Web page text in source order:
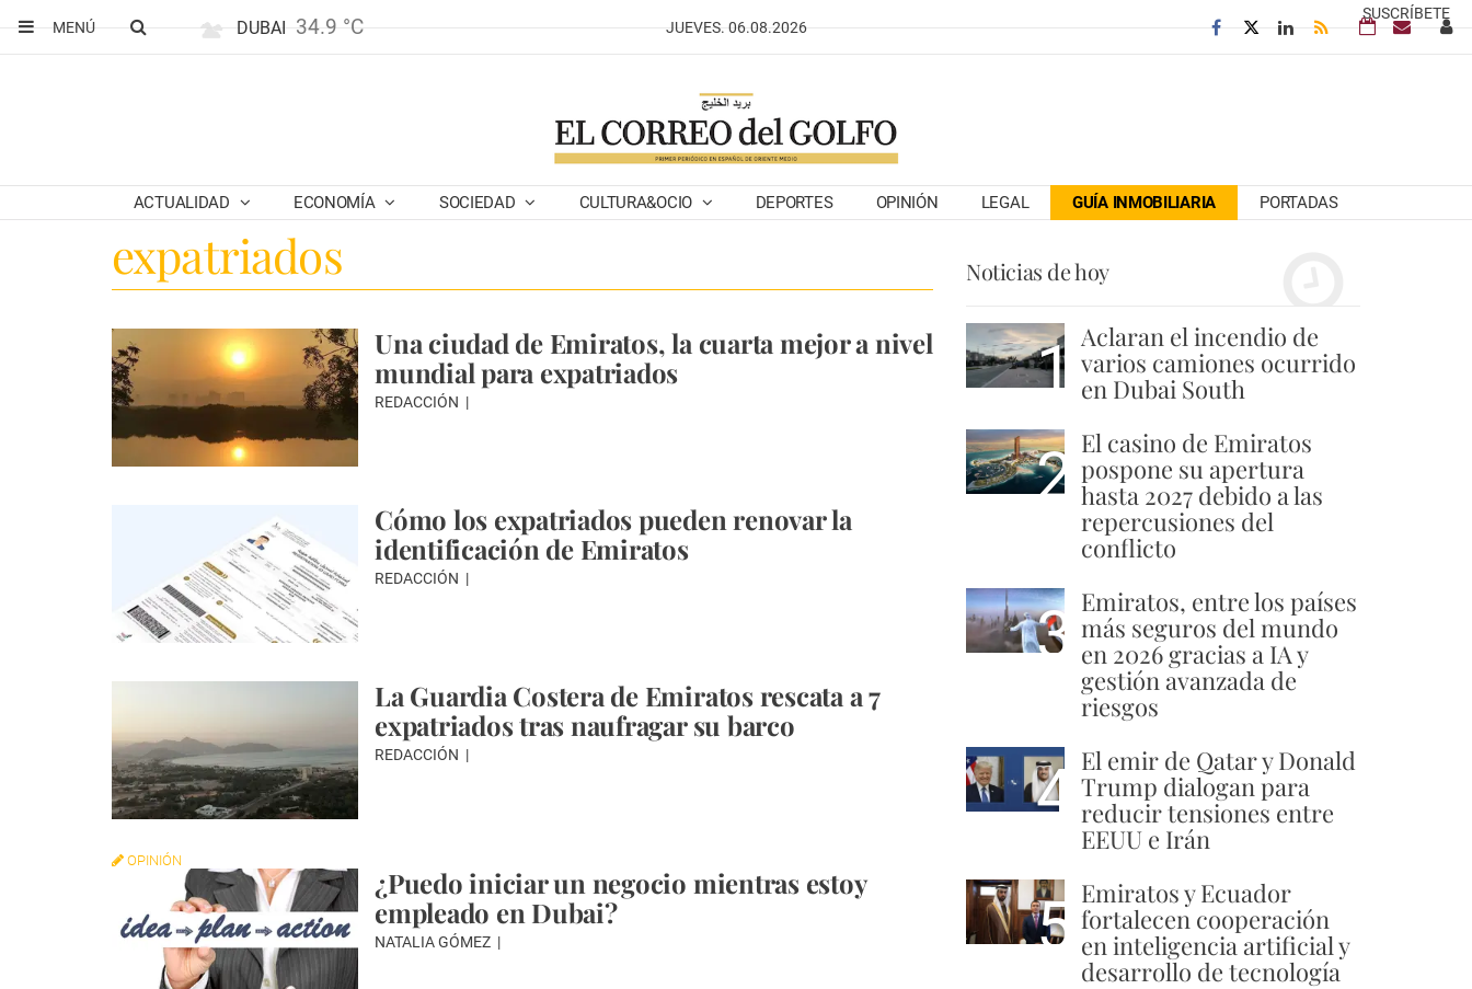
SUSCRÍBETE
MENÚ
DUBAI 34.9 °C JUEVES. 06.08.2026
ACTUALIDAD ECONOMÍA SOCIEDAD CULTURA&OCIO DEPORTES OPINIÓN LEGAL GUÍA INMOBILIARIA PORTADAS
expatriados
Una ciudad de Emiratos, la cuarta mejor a nivel
mundial para expatriados
REDACCIÓN
Cómo los expatriados pueden renovar la
identificación de Emiratos
REDACCIÓN
La Guardia Costera de Emiratos rescata a 7
expatriados tras naufragar su barco
REDACCIÓN
OPINIÓN
¿Puedo iniciar un negocio mientras estoy
empleado en Dubai?
NATALIA GÓMEZ
Noticias de hoy
1 Aclaran el incendio de
varios camiones ocurrido
en Dubai South
2 El casino de Emiratos
pospone su apertura
hasta 2027 debido a las
repercusiones del
conflicto
3 Emiratos, entre los países
más seguros del mundo
en 2026 gracias a IA y
gestión avanzada de
riesgos
4 El emir de Qatar y Donald
Trump dialogan para
reducir tensiones entre
EEUU e Irán
5 Emiratos y Ecuador
fortalecen cooperación
en inteligencia artificial y
desarrollo de tecnología